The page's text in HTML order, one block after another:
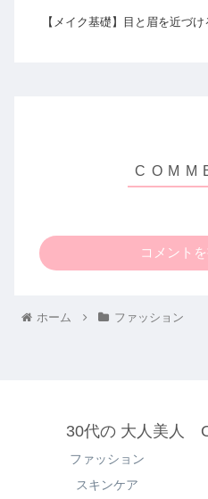
【メイク基礎】目と眉を近づ
コメント
ホーム ファッション
30代の 大人美人
ファッション
スキンケア